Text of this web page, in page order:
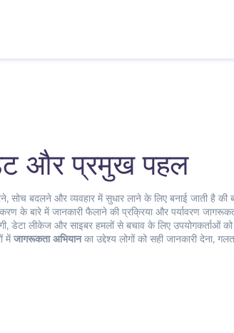
और प्रमुख पहल
सोच बदलने और व्यवहार में सुधार लाने के लिए बनाई जाती है की
के बारे में जानकारी फैलाने की प्रक्रिया और पर्यावरण
डेटा लीकेज और साइबर हमलों से बचाव के लिए उपयोगकर्ताओं
मेंजागरूकता अभियानका उद्देश्य लोगों को सही जानकारी देना,